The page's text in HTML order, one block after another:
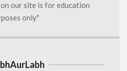
our site is for education
only"